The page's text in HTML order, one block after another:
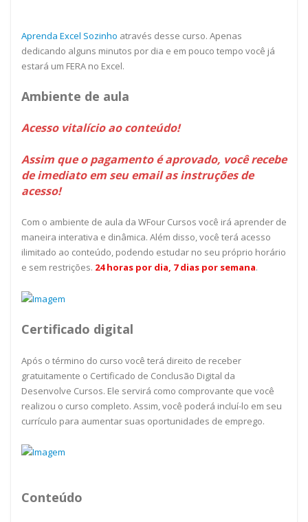
Aprenda Excel Sozinho através desse curso. Apenas
dedicando alguns minutos por dia e em pouco tempo você já
estará um FERA no Excel.
Ambiente de aula
Acesso vitalício ao conteúdo!
Assim que o pagamento é aprovado, você recebe
de imediato em seu email as instruções de
acesso!
Com o ambiente de aula da WFour Cursos você irá aprender de
maneira interativa e dinâmica. Além disso, você terá acesso
ilimitado ao conteúdo, podendo estudar no seu próprio horário
e sem restrições. 24 horas por dia, 7 dias por semana.
Certificado digital
Após o término do curso você terá direito de receber
gratuitamente o Certificado de Conclusão Digital da
Desenvolve Cursos. Ele servirá como comprovante que você
realizou o curso completo. Assim, você poderá incluí-lo em seu
currículo para aumentar suas oportunidades de emprego.
Conteúdo